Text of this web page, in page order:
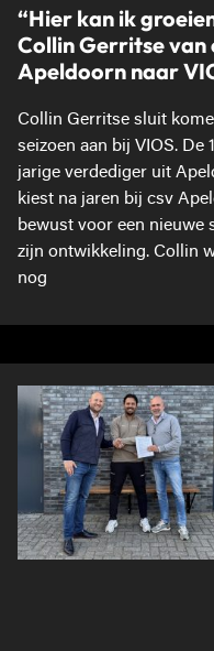
“Hier kan ik
Collin Gerritse van
Apeldoorn naar
Collin Gerritse sluit
seizoen aan bij VIOS. De
jarige verdediger uit
kiest na jaren bij csv
bewust voor een nieuwe
zijn ontwikkeling. Collin
nog